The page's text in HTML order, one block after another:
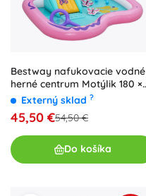
Bestway nafukovacie vodné
herné centrum Motýlik 180 ×
180 × 117 cm so šmykľavkou a
doplnkami
Externý sklad ?
45,50 €54,50 €
Do košíka